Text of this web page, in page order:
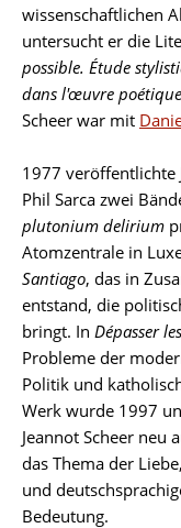
wissenschaftlichen
untersucht er die
possible. Étude
dans l'œuvre
Scheer war mit
1977 veröffentlichte
Phil Sarca zwei
plutonium delirium
Atomzentrale in
Santiago, das in
entstand, die
bringt. In Dépasser
Probleme der
Politik und
Werk wurde 1997
Jeannot Scheer neu
das Thema der
und
Bedeutung.